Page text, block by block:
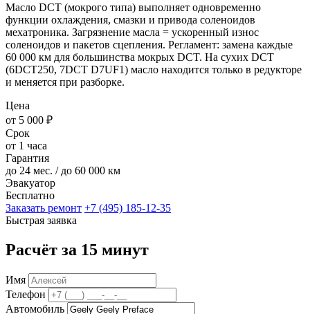
Масло DCT (мокрого типа) выполняет одновременно
функции охлаждения, смазки и привода соленоидов
мехатроника. Загрязнение масла = ускоренный износ
соленоидов и пакетов сцепления. Регламент: замена каждые
60 000 км для большинства мокрых DCT. На сухих DCT
(6DCT250, 7DCT D7UF1) масло находится только в редукторе
и меняется при разборке.
Цена
от 5 000 ₽
Срок
от 1 часа
Гарантия
до 24 мес. / до 60 000 км
Эвакуатор
Бесплатно
Заказать ремонт +7 (495) 185-12-35
Быстрая заявка
Расчёт за 15 минут
Имя
Телефон
Автомобиль